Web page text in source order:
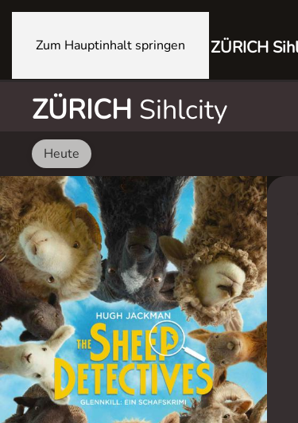
Zum Hauptinhalt springen ZÜRICH
ZÜRICH Sihlcity
Heute